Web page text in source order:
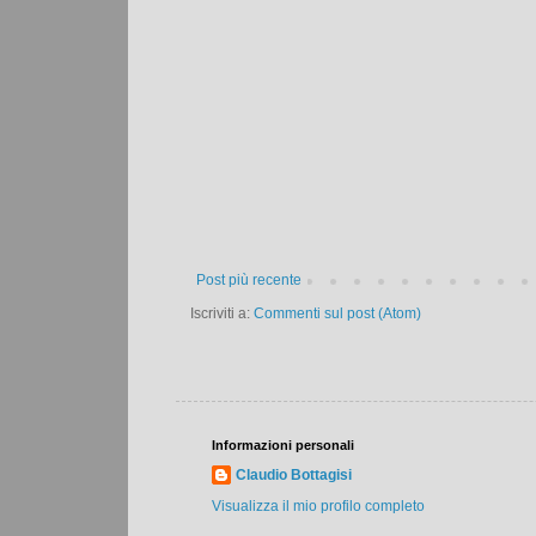
Post più recente
Iscriviti a: Commenti sul post (Atom)
Informazioni personali
Claudio Bottagisi
Visualizza il mio profilo completo